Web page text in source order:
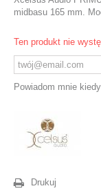
midbasu 165 mm.
Ten produkt nie
Powiadom mnie
Drukuj